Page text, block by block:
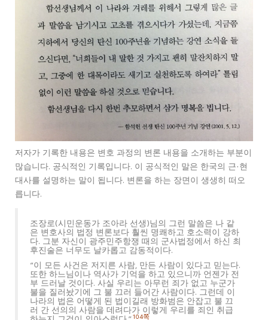
저자가 기록한 내용은 변호 과정의 변론 내용을 소개하는 부분이
많습니다. 공식적인 기록입니다. 이 공식적인 말은 한국의 근·현
대사를 설명하는 말이 됩니다. 변론을 하는 장면이 생생히 떠오
릅니다.
조장로(시민운동가 조아라 선생)님의 그런 말씀은 나 같
은 변호사의 법정 변론보다 훨씬 명쾌하고 호소력이 강하
다. 그분 자신이 광주민주항쟁 때의 군사법정에서 하신 최
후진술은 너무도 날카롭고 감동적이다.
“이 모든 사건은 저지른 사람, 만든 사람이 있다고 믿는다.
또한 하느님이나 역사가 기억을 하고 있으니까 언젠가 전
부 드러날 것이다. 사실 우리는 아무런 죄가 없고 누군가
불을 질러놨기에 그 불 끄러 들어간 사람이다. 그런데 이
나라의 법은 어떻게 된 법이길래 방화범은 안잡고 불 끄
러 간 선의의 사람을 데려다가 이렇게 우리를 죄인 취급
104쪽